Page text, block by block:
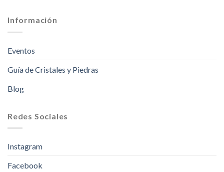
Información
Eventos
Guía de Cristales y Piedras
Blog
Redes Sociales
Instagram
Facebook